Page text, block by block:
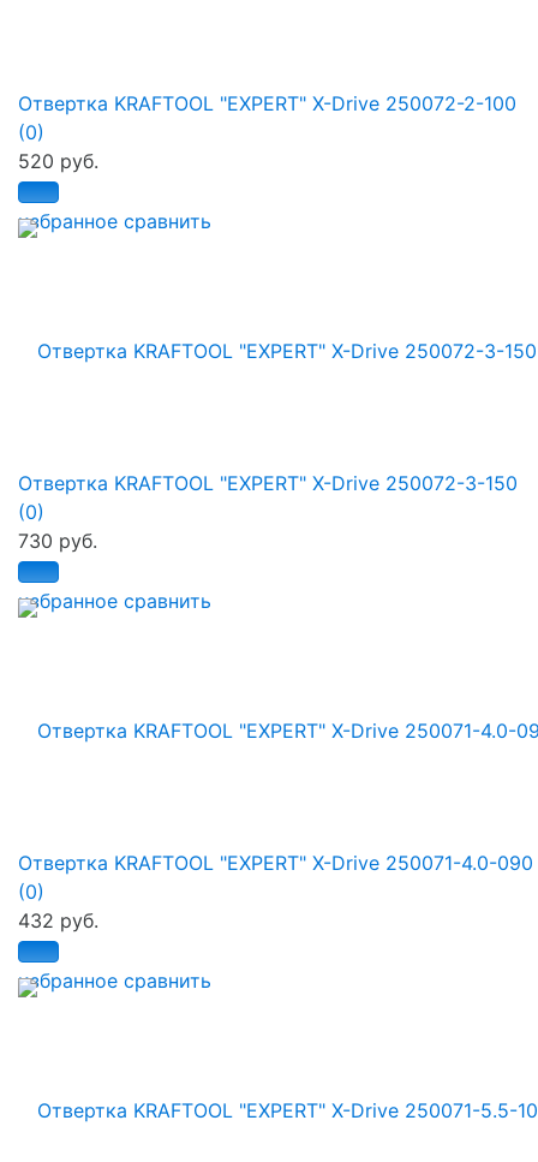
избранное сравнить
Отвертка KRAFTOOL "EXPERT" X-Drive 250072-2-100
(0)
520 руб.
избранное сравнить
Отвертка KRAFTOOL "EXPERT" X-Drive 250072-3-150
(0)
730 руб.
избранное сравнить
Отвертка KRAFTOOL "EXPERT" X-Drive 250071-4.0-090
(0)
432 руб.